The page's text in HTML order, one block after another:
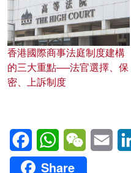
香港國際商事法庭制度建構
的三大重點──法官選擇、保
密、上訴制度
FacebookWhatsAppWeChatEmail
Share